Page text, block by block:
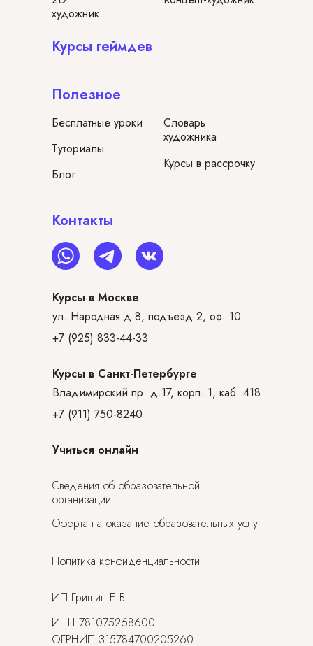
Оферта на оказание образовательных услуг
Политика конфиденциальности
Сведения об образовательной
организации
Контакты
Полезное
Бесплатные уроки
Блог
Курсы в рассрочку
Туториалы
Курсы в Москве
ул. Народная д.8, подъезд 2, оф. 10
+7 (925) 833-44-33
Курсы в Санкт-Петербурге
Владимирский пр. д.17, корп. 1, каб. 418
+7 (911) 750-8240
Словарь
художника
Учиться онлайн
ИП Гришин Е.В.
ИНН 781075268600
ОГРНИП 315784700205260
Курсы геймдев
художник